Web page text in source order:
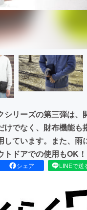
シリーズの第三弾は
けでなく、財布機能
しています。また、雨
トドアでの使用もOK！
シェア LINEで送